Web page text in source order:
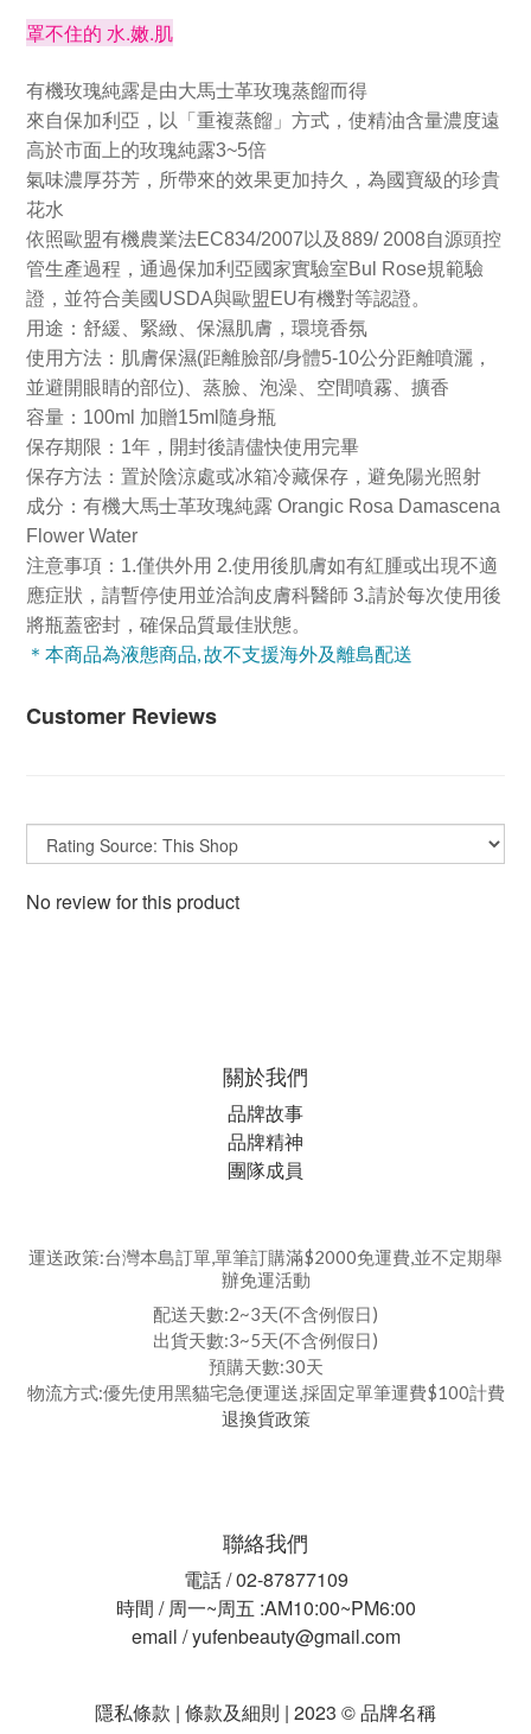
罩不住的 水.嫩.肌
有機玫瑰純露是由大馬士革玫瑰蒸餾而得
來自保加利亞，以「重複蒸餾」方式，使精油含量濃度遠
高於市面上的玫瑰純露3~5倍
氣味濃厚芬芳，所帶來的效果更加持久，為國寶級的珍貴
花水
依照歐盟有機農業法EC834/2007 以及889/ 2008自源頭控
管生產過程，通過保加利亞國家實驗室Bul Rose規範驗
證，並符合美國 USDA與歐盟 EU有機對等認證。
用途：舒緩、緊緻、保濕肌膚，環境香氛
使用方法：肌膚保濕(距離臉部/身體5-10公分距離噴灑，
並避開眼睛的部位) 、蒸臉、泡澡、空間噴霧、擴香
容量： 100ml 加贈15ml隨身瓶
保存期限： 1年，開封後請儘快使用完畢
保存方法：置於陰涼處或冰箱冷藏保存，避免陽光照射
成分：有機大馬士革玫瑰純露 Orangic Rosa Damascena
Flower Water
注意事項： 1.僅供外用 2.使用後肌膚如有紅腫或出現不適
應症狀，請暫停使用並洽詢皮膚科醫師 3.請於每次使用後
將瓶蓋密封，確保品質最佳狀態。
＊本商品為液態商品, 故不支援海外及離島配送
Customer Reviews
No review for this product
關於我們
品牌故事
品牌精神
團隊成員
運送政策:台灣本島訂單,單筆訂購滿$2000免運費,並不定期舉
辦免運活動
配送天數:2~3天(不含例假日)
出貨天數:3~5天(不含例假日)
預購天數:30天
物流方式:優先使用黑貓宅急便運送,採固定單筆運費$100計費
退換貨政策
聯絡我們
電話 / 02-87877109
時間 / 周一~周五 :AM10:00~PM6:00
email / yufenbeauty@gmail.com
隱私條款 | 條款及細則 | 2023 © 品牌名稱